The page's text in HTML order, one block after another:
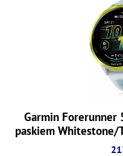
Garmin Forerunner
paskiem